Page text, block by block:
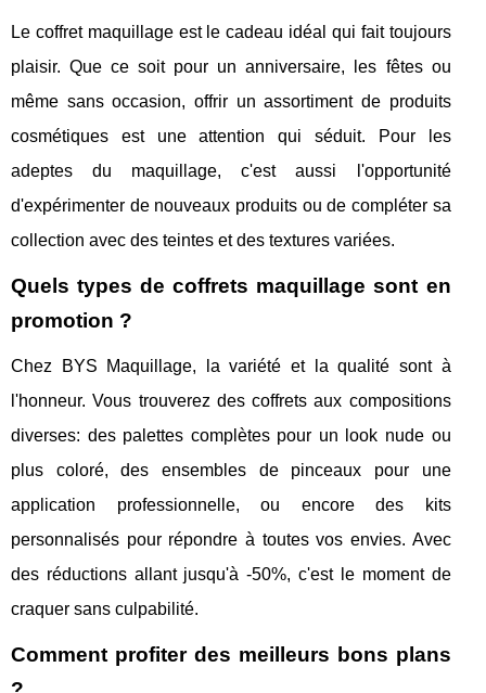
Le coffret maquillage est le cadeau idéal qui fait toujours
plaisir. Que ce soit pour un anniversaire, les fêtes ou
même sans occasion, offrir un assortiment de produits
cosmétiques est une attention qui séduit. Pour les
adeptes du maquillage, c'est aussi l'opportunité
d'expérimenter de nouveaux produits ou de compléter sa
collection avec des teintes et des textures variées.
Quels types de coffrets maquillage sont en
promotion ?
Chez BYS Maquillage, la variété et la qualité sont à
l'honneur. Vous trouverez des coffrets aux compositions
diverses: des palettes complètes pour un look nude ou
plus coloré, des ensembles de pinceaux pour une
application professionnelle, ou encore des kits
personnalisés pour répondre à toutes vos envies. Avec
des réductions allant jusqu'à -50%, c'est le moment de
craquer sans culpabilité.
Comment profiter des meilleurs bons plans